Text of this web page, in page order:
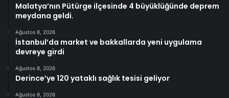
Malatya’nın Pütürge ilçesinde 4 büyüklüğünde deprem
meydana geldi.
Ağustos 8, 2026
İstanbul’da market ve bakkallarda yeni uygulama
devreye girdi
Ağustos 8, 2026
Derince’ye 120 yataklı sağlık tesisi geliyor
Ağustos 8, 2026